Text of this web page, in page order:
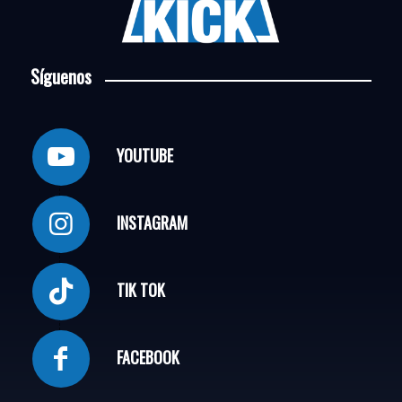
Síguenos
YOUTUBE
INSTAGRAM
TIK TOK
FACEBOOK